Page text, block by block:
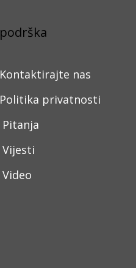
podrška
Kontaktirajte nas
Politika privatnosti
Pitanja
Vijesti
Video